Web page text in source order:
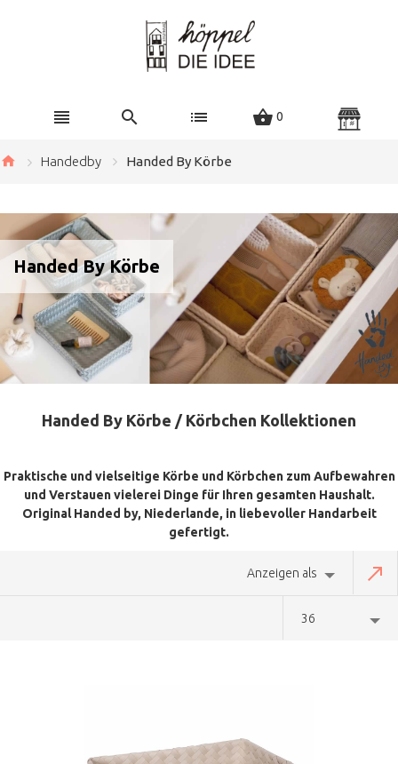
0
Handedby Handed By Körbe
Handed By Körbe
Handed By Körbe / Körbchen Kollektionen
Praktische und vielseitige Körbe und Körbchen zum Aufbewahren
und Verstauen vielerei Dinge für Ihren gesamten Haushalt.
Original Handed by, Niederlande, in liebevoller Handarbeit
gefertigt.
Anzeigen als
36